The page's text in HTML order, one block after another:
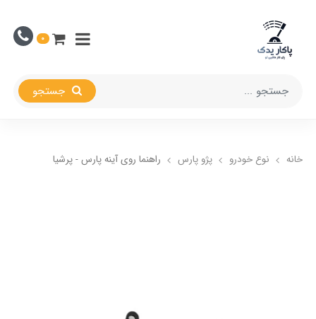
0
خانه نوع خودرو پژو پارس راهنما روی آینه پارس - پرشیا